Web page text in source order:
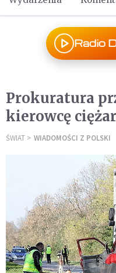
Radio
Prokuratura
kierowcę
ŚWIAT WIADOMOŚCI Z POLSKI